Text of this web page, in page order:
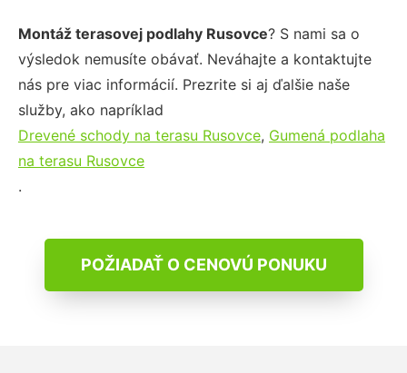
Montáž terasovej podlahy Rusovce? S nami sa o
výsledok nemusíte obávať. Neváhajte a kontaktujte
nás pre viac informácií. Prezrite si aj ďalšie naše
služby, ako napríklad
Drevené schody na terasu Rusovce, Gumená podlaha
na terasu Rusovce
.
POŽIADAŤ O CENOVÚ PONUKU